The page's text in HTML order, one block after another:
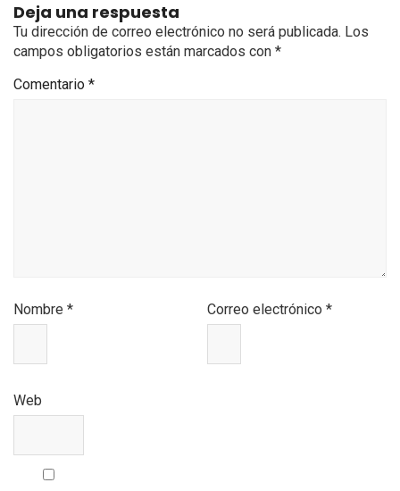
Deja una respuesta
Tu dirección de correo electrónico no será publicada. Los
campos obligatorios están marcados con *
Comentario *
Nombre * Correo electrónico*
Web